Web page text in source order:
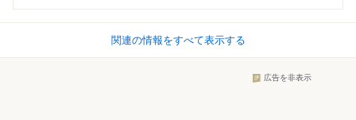
関連の情報をすべて表示する
広告を非表示